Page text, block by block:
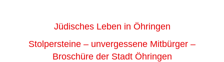
Jüdisches Leben in Öhringen
Stolpersteine – unvergessene Mitbürger –
Broschüre der Stadt Öhringen